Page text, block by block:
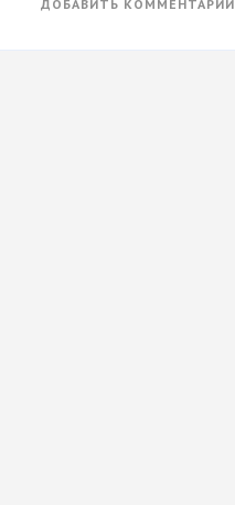
ДОБАВИТЬ КОММЕНТАРИЙ